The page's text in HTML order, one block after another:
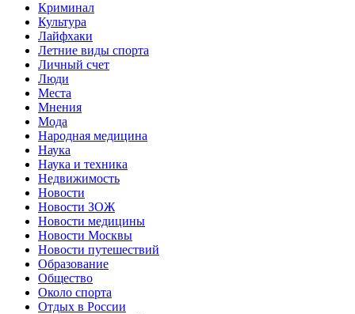
Криминал
Культура
Лайфхаки
Летние виды спорта
Личный счет
Люди
Места
Мнения
Мода
Народная медицина
Наука
Наука и техника
Недвижимость
Новости
Новости ЗОЖ
Новости медицины
Новости Москвы
Новости путешествий
Образование
Общество
Около спорта
Отдых в России